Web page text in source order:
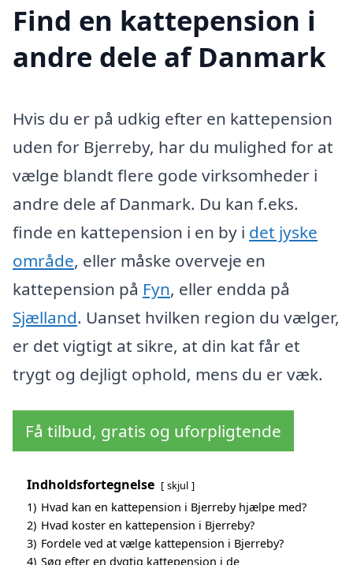
Find en kattepension i
andre dele af Danmark
Hvis du er på udkig efter en kattepension
uden for Bjerreby, har du mulighed for at
vælge blandt flere gode virksomheder i
andre dele af Danmark. Du kan f.eks.
finde en kattepension i en by i det jyske
område, eller måske overveje en
kattepension på Fyn, eller endda på
Sjælland. Uanset hvilken region du vælger,
er det vigtigt at sikre, at din kat får et
trygt og dejligt ophold, mens du er væk.
Få tilbud, gratis og uforpligtende
Indholdsfortegnelse skjul
1) Hvad kan en kattepension i Bjerreby hjælpe med?
2) Hvad koster en kattepension i Bjerreby?
3) Fordele ved at vælge kattepension i Bjerreby?
4) Søg efter en dygtig kattepension i de